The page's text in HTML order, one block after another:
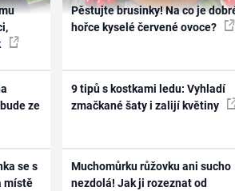
ze
se s
místě
Pěstujte brusinky! Na co je
hořce kyselé červené ovoce?
9 tipů s kostkami ledu: Vyhladí
zmačkané šaty i zalijí květiny
Muchomůrku růžovku ani sucho
nezdolá! Jak ji rozeznat od